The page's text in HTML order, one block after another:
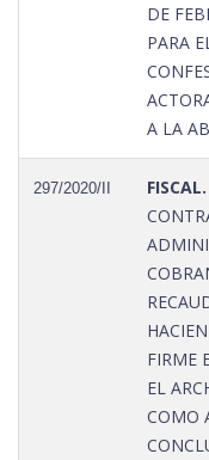
DE
PARA
A LA
297/2020/II FISCAL.
FIRME
EL
COMO